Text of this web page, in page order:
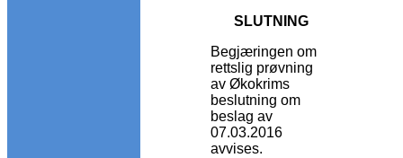
SLUTNING
Begjæringen om
rettslig prøvning
av Økokrims
beslutning om
beslag av
07.03.2016
avvises.